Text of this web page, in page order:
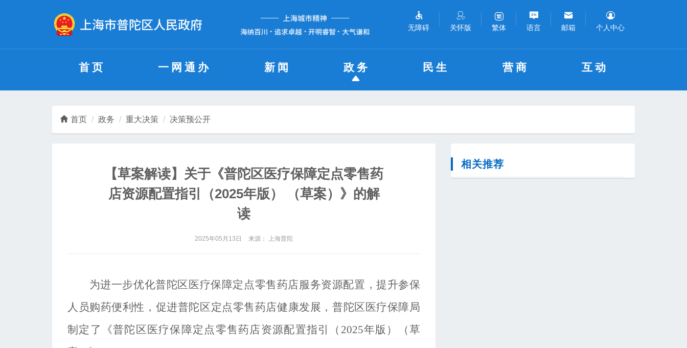
无障碍 关怀版 繁体 语言 邮箱 个人中心
首页 一网通办 新闻 政务 民生 营商 互动
首页 政务 重大决策 决策预公开
【草案解读】关于《普陀区医疗保障定点零售药
店资源配置指引（2025年版） （草案）》的解
读
2025年05月13日 来源： 上海普陀
为进一步优化普陀区医疗保障定点零售药店服务资源配置，提升参保
人员购药便利性， 促进普陀区定点零售药店健康发展， 普陀区医疗保障局
制定了《普陀区医疗保障定点 零售药店资源配置指引（ 2025年版）（草
相关推荐